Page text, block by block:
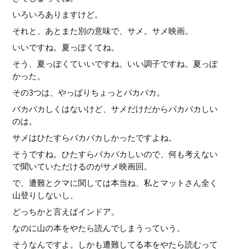
いろいろありますけど。
それと、あとまた別の意味で、サメ。サメ映画。
いいですね。夏っぽくてね。
そう、夏っぽくていいですね。いい調子ですね。夏っぽ
かった。
その3つは、やっぱりちょっとバカバカ。
バカバカしくはないけど、サメだけだからバカバカしい
のは。
サメはひたすらバカバカしかったですよね。
そうですね。ひたすらバカバカしいので、何も考えない
で聞いていただけるのがサメ映画回。
で、遭難とクマに関しては本当ね、私とマットさん全く
山登りしないし、
どっちかと言えばインドア。
なのに山の本をやたら読んでしまうっていう。
そうなんですよ。しかも遭難してる本をやたら読むって